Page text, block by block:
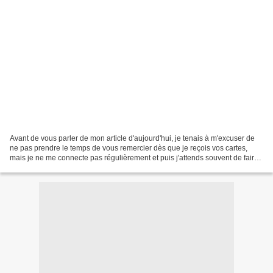
Avant de vous parler de mon article d'aujourd'hui, je tenais à m'excuser de
ne pas prendre le temps de vous remercier dès que je reçois vos cartes,
mais je ne me connecte pas régulièrement et puis j'attends souvent de faire